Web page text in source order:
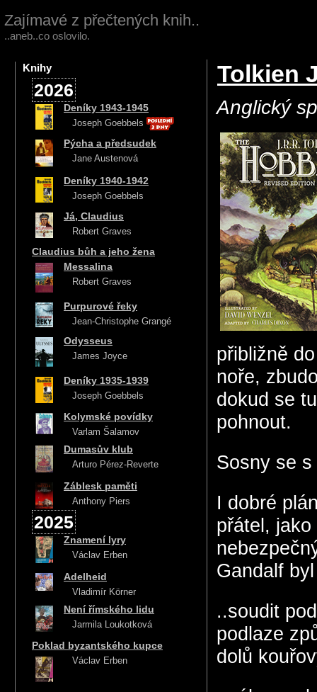
Zajímavé z přečtených knih..
..aneb..co oslovilo.
Knihy
2026
Deníky 1943-1945
Joseph Goebbels
Pýcha a předsudek
Jane Austenová
Deníky 1940-1942
Joseph Goebbels
Já, Claudius
Robert Graves
Claudius bůh a jeho žena
Messalina
Robert Graves
Purpurové řeky
Jean-Christophe Grangé
Odysseus
James Joyce
Deníky 1935-1939
Joseph Goebbels
Kolymské povídky
Varlam Šalamov
Dumasův klub
Arturo Pérez-Reverte
Záblesk paměti
Anthony Piers
2025
Znamení lyry
Václav Erben
Adelheid
Vladimír Körner
Není římského lidu
Jarmila Loukotková
Poklad byzantského kupce
Václav Erben
Tolkien
Anglický
přibližně
noře,
dokud se
pohnout.
Sosny se
I dobré
přátel,
Gandalf
..soudit
podlaze
dolů